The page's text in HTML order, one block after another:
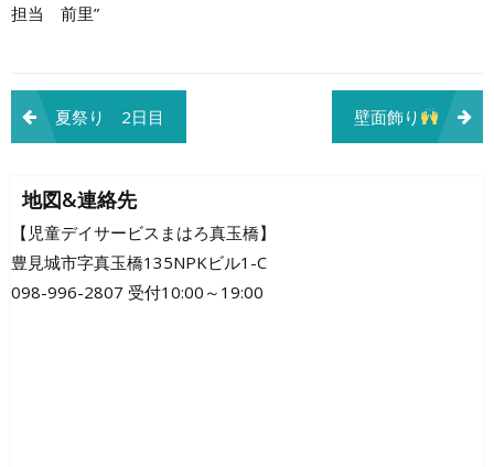
担当 前里”
投
稿
ナ
ビ
ゲ
夏祭り 2日目 壁面飾り
地図&連絡先
【児童デイサービスまはろ真玉橋】
豊見城市字真玉橋135NPKビル1-C
098-996-2807 受付10:00～19:00